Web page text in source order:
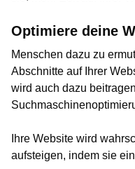
Optimiere deine
Menschen dazu zu
Abschnitte auf Ihrer
wird auch dazu
Ihre Website wird
aufsteigen, indem sie